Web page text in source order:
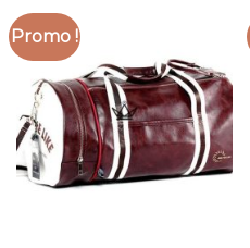
Promo !